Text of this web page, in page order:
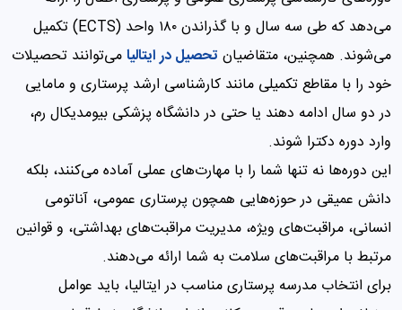
می‌دهد که طی سه سال و با گذراندن ۱۸۰ واحد (ECTS) تکمیل
می‌شوند. همچنین، متقاضیان تحصیل در ایتالیامی‌توانند تحصیلات
خود را با مقاطع تکمیلی مانند کارشناسی ارشد پرستاری و مامایی
در دو سال ادامه دهند یا حتی در دانشگاه پزشکی بیومدیکال رم،
وارد دوره دکترا شوند.
این دوره‌ها نه تنها شما را با مهارت‌های عملی آماده می‌کنند، بلکه
دانش عمیقی در حوزه‌هایی همچون پرستاری عمومی، آناتومی
انسانی، مراقبت‌های ویژه، مدیریت مراقبت‌های بهداشتی، و قوانین
مرتبط با مراقبت‌های سلامت به شما ارائه می‌دهند.
برای انتخاب مدرسه پرستاری مناسب در ایتالیا، باید عوامل